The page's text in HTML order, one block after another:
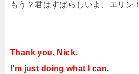
もう？君はすばらしいよ、エリン！
Thank you, Nick.
I’m just doing what I can.